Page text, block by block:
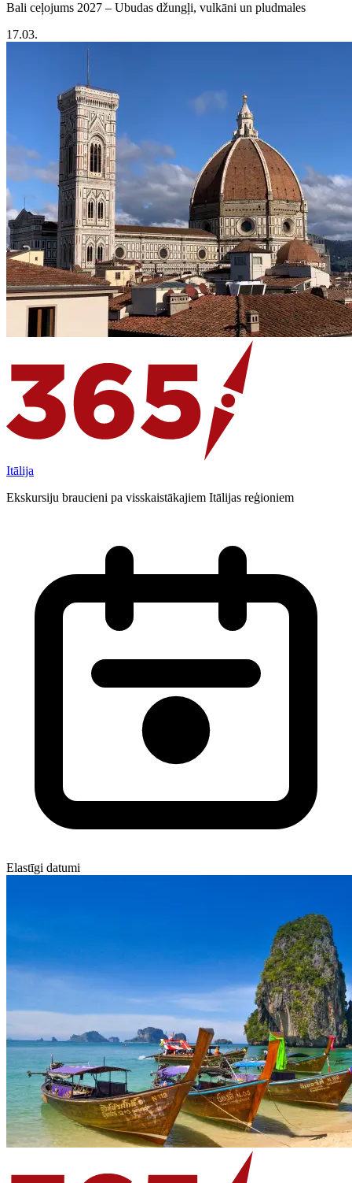
Bali ceļojums 2027 – Ubudas džungļi, vulkāni un pludmales
17.03.
Itālija
Ekskursiju braucieni pa visskaistākajiem Itālijas reģioniem
Elastīgi datumi